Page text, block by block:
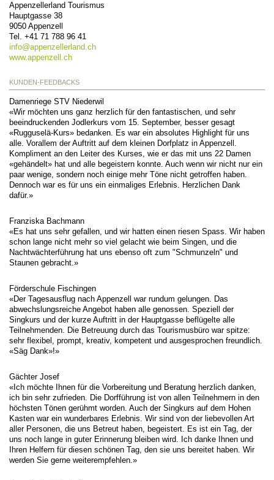
Appenzellerland Tourismus
Hauptgasse 38
9050 Appenzell
Tel. +41 71 788 96 41
info@appenzellerland.ch
www.appenzell.ch
KUNDEN-FEEDBACKS
Damenriege STV Niederwil
«Wir möchten uns ganz herzlich für den fantastischen, und sehr
beeindruckenden Jodlerkurs vom 15. September, besser gesagt
«Rugguselä-Kurs» bedanken. Es war ein absolutes Highlight für uns
alle. Vorallem der Auftritt auf dem kleinen Dorfplatz in Appenzell.
Kompliment an den Leiter des Kurses, wie er das mit uns 22 Damen
«gehändelt» hat und alle begeistern konnte. Auch wenn wir nicht nur ein
paar wenige, sondern noch einige mehr Töne nicht getroffen haben.
Dennoch war es für uns ein einmaliges Erlebnis. Herzlichen Dank
dafür.»
Franziska Bachmann
«Es hat uns sehr gefallen, und wir hatten einen riesen Spass. Wir haben
schon lange nicht mehr so viel gelacht wie beim Singen, und die
Nachtwächterführung hat uns ebenso oft zum "Schmunzeln" und
Staunen gebracht.»
Förderschule Fischingen
«Der Tagesausflug nach Appenzell war rundum gelungen. Das
abwechslungsreiche Angebot haben alle genossen. Speziell der
Singkurs und der kurze Auftritt in der Hauptgasse beflügelte alle
Teilnehmenden. Die Betreuung durch das Tourismusbüro war spitze:
sehr flexibel, prompt, kreativ, kompetent und ausgesprochen freundlich.
«Säg Dank»!»
Gächter Josef
«Ich möchte Ihnen für die Vorbereitung und Beratung herzlich danken,
ich bin sehr zufrieden. Die Dorfführung ist von allen Teilnehmern in den
höchsten Tönen gerühmt worden. Auch der Singkurs auf dem Hohen
Kasten war ein wunderbares Erlebnis. Wir sind von der liebevollen Art
aller Personen, die uns Betreut haben, begeistert. Es ist ein Tag, der
uns noch lange in guter Erinnerung bleiben wird. Ich danke Ihnen und
Ihren Helfern für diesen schönen Tag, den sie uns bereitet haben. Wir
werden Sie gerne weiterempfehlen.»